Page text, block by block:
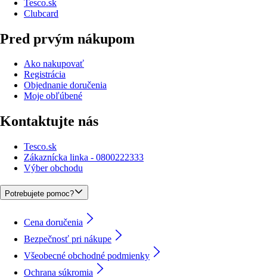
Tesco.sk
Clubcard
Pred prvým nákupom
Ako nakupovať
Registrácia
Objednanie doručenia
Moje obľúbené
Kontaktujte nás
Tesco.sk
Zákaznícka linka - 0800222333
Výber obchodu
Potrebujete pomoc?
Cena doručenia
Bezpečnosť pri nákupe
Všeobecné obchodné podmienky
Ochrana súkromia